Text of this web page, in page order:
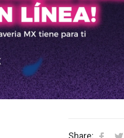
Share: